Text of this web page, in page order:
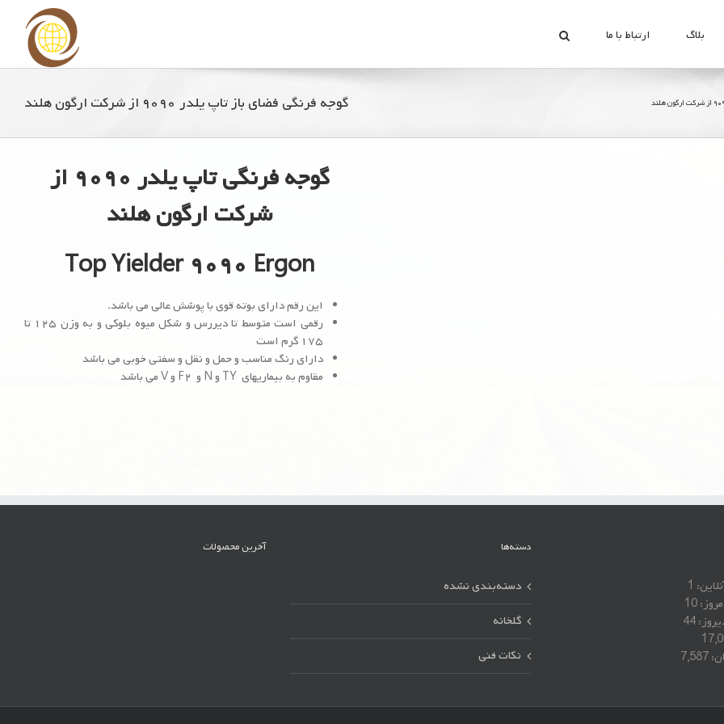
بلاگ ارتباط با ما
گوجه فرنگی فضای باز تاپ یلدر ۹۰۹۰ از شرکت ارگون هلند
گوجه فرنگی تاپ یلدر ۹۰۹۰
از
شرکت ارگون هلند
Top Yielder ۹۰۹۰ Ergon
این رقم دارای بوته قوی با پوشش عالی می باشد.
رقمی است متوسط تا دیررس و شکل میوه بلوکی و به وزن ۱۲۵ تا
۱۷۵ گرم است
دارای رنگ مناسب و حمل و نقل و سفتی خوبی می باشد
مقاوم به بیماریهای TY و N و F۲ و V می باشد
1
10
44
7,587
دسته‌ها
دسته‌بندی نشده
گلخانه
نکات فنی
آخرین محصولات